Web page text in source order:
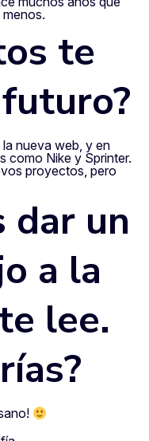
te
nueva web, y en
como Nike y Sprinter.
proyectos, pero
dar un
a la
lee.